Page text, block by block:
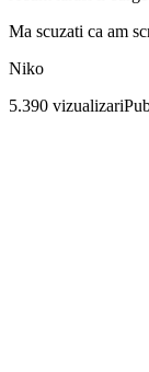
Ma scuzati ca am
Niko
5.390 vizualizari